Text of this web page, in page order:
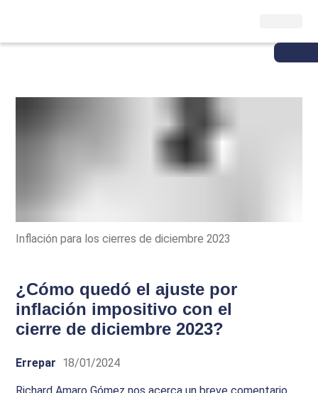
Inflación para los cierres de diciembre 2023
¿Cómo quedó el ajuste por
inflación impositivo con el
cierre de diciembre 2023?
Errepar 18/01/2024